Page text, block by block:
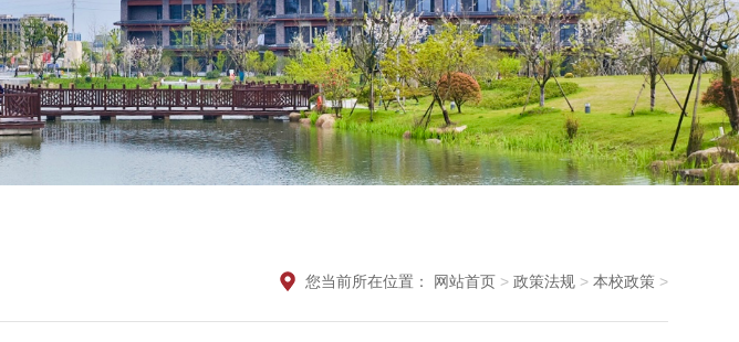
您当前所在位置： 网站首页 > 政策法规 > 本校政策 >